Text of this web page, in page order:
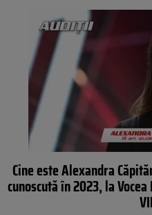
Cine este Alexandra
cunoscută în 2023, la